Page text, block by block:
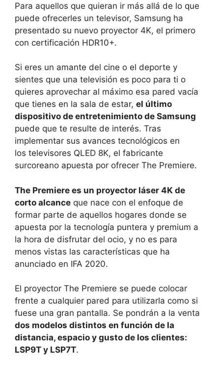
Para aquellos que quieran ir más allá de lo que
puede ofrecerles un televisor, Samsung ha
presentado su nuevo proyector 4K, el primero
con certificación HDR10+.
Si eres un amante del cine o el deporte y
sientes que una televisión es poco para ti o
quieres aprovechar al máximo esa pared vacía
que tienes en la sala de estar, el último
dispositivo de entretenimiento de Samsung
puede que te resulte de interés. Tras
implementar sus avances tecnológicos en
los televisores QLED 8K, el fabricante
surcoreano apuesta por ofrecer The Premiere.
The Premiere es un proyector láser 4K de
corto alcance que nace con el enfoque de
formar parte de aquellos hogares donde se
apuesta por la tecnología puntera y premium a
la hora de disfrutar del ocio, y no es para
menos vistas las características que ha
anunciado en IFA 2020.
El proyector The Premiere se puede colocar
frente a cualquier pared para utilizarla como si
fuese una gran pantalla. Se pondrán a la venta
dos modelos distintos en función de la
distancia, espacio y gusto de los clientes:
LSP9T y LSP7T.